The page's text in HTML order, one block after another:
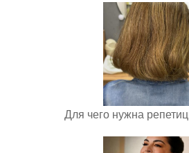
Для чего нужна